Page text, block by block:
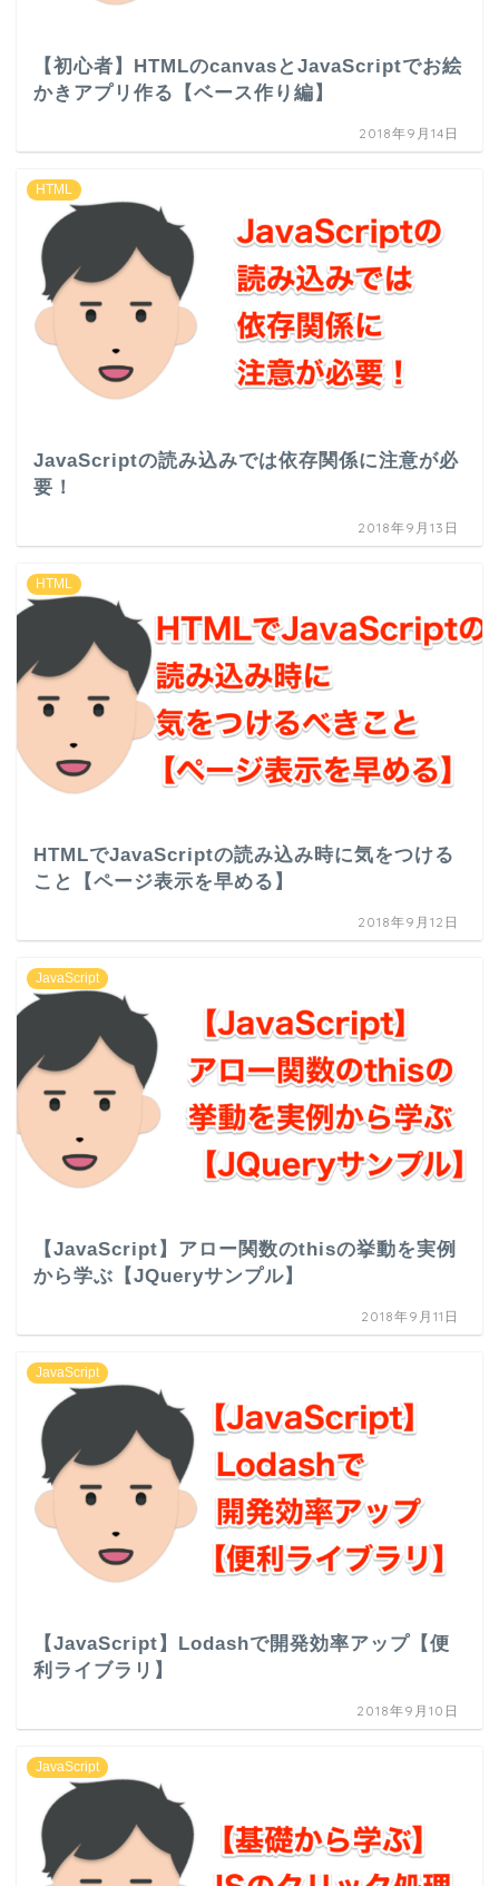
【初心者】HTMLのcanvasとJavaScriptでお絵
かきアプリ作る【ベース作り編】
2018年9月14日
HTML
JavaScriptの読み込みでは依存関係に注意が必
要！
2018年9月13日
HTML
HTMLでJavaScriptの読み込み時に気をつける
こと【ページ表示を早める】
2018年9月12日
JavaScript
【JavaScript】アロー関数のthisの挙動を実例
から学ぶ【JQueryサンプル】
2018年9月11日
JavaScript
【JavaScript】Lodashで開発効率アップ【便
利ライブラリ】
2018年9月10日
JavaScript